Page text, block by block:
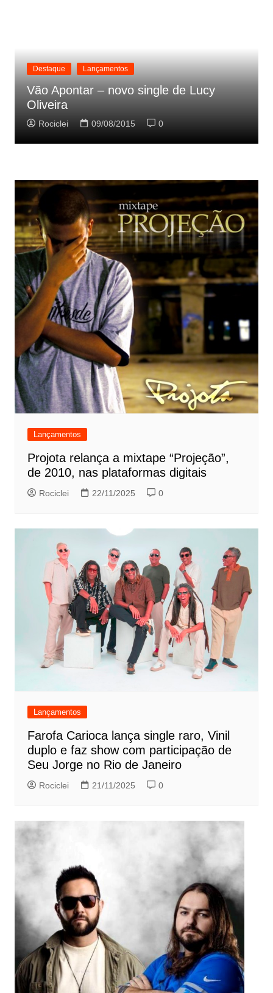
Destaque Lançamentos
Vão Apontar – novo single de Lucy
Oliveira
Rociclei 09/08/2015 0
Lançamentos
Projota relança a mixtape “Projeção”,
de 2010, nas plataformas digitais
Rociclei 22/11/2025 0
Lançamentos
Farofa Carioca lança single raro, Vinil
duplo e faz show com participação de
Seu Jorge no Rio de Janeiro
Rociclei 21/11/2025 0